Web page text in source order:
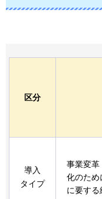
区分
導入
タイプ
事業変革
化のため
に要する